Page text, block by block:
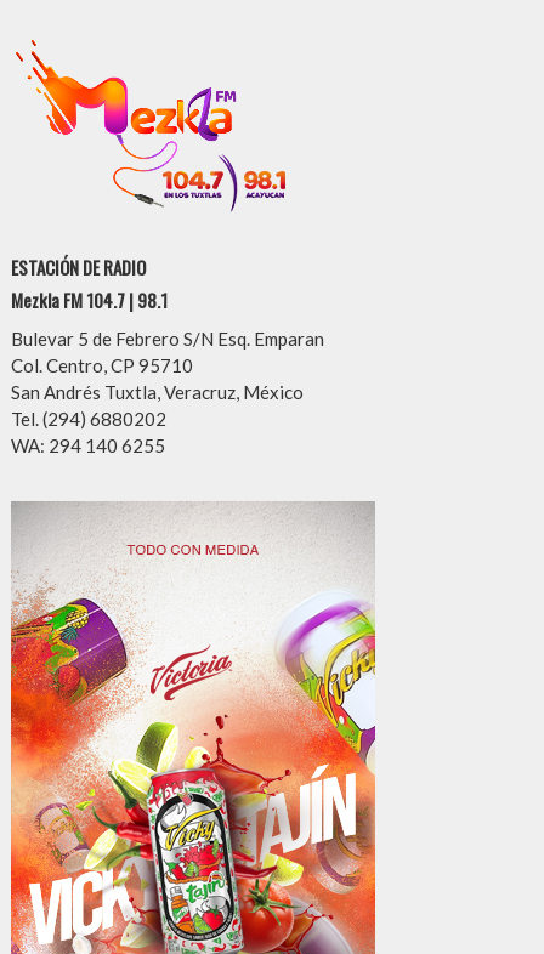
ESTACIÓN DE RADIO
Mezkla FM 104.7 | 98.1
Bulevar 5 de Febrero S/N Esq. Emparan
Col. Centro, CP 95710
San Andrés Tuxtla, Veracruz, México
Tel. (294) 6880202
WA: 294 140 6255